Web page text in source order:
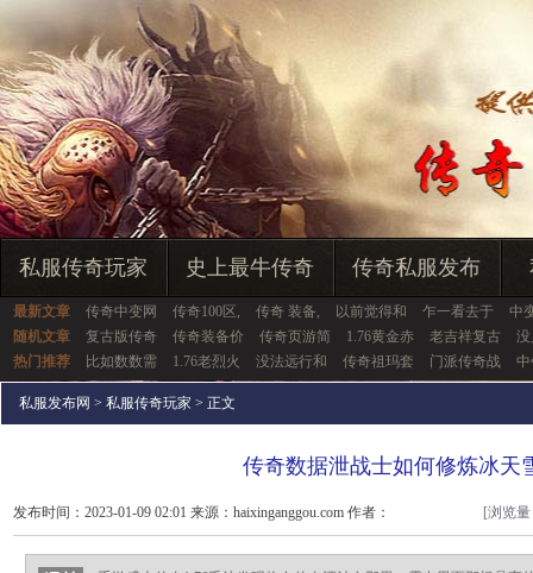
私服传奇玩家 史上最牛传奇 传奇私服发布
最新文章 传奇中变网 传奇100区, 传奇 装备, 以前觉得和 乍一看去于
中
随机文章
复古版传奇 传奇装备价 传奇页游简 1.76黄金赤 老吉祥复古
热门推荐
比如数数需 1.76老烈火 没法远行和 传奇祖玛套 门派传奇战
私服发布网 > 私服传奇玩家 > 正文
传奇数据泄战士如何修炼冰天
发布时间：2023-01-09 02:01 来源：haixinganggou.com 作者：
haixinganggou.com
[浏览